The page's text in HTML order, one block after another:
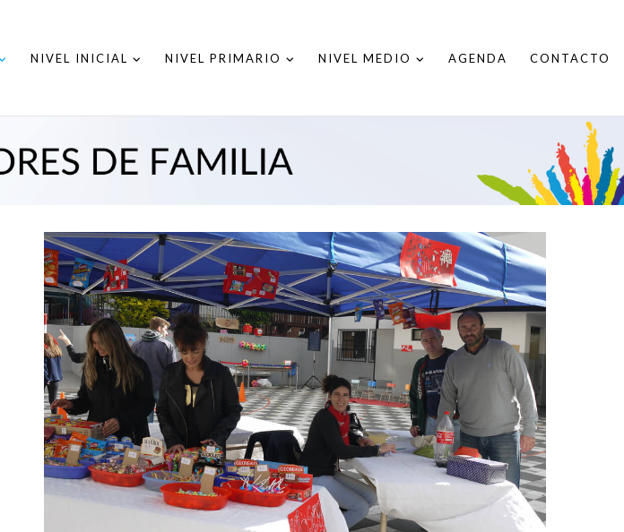
NIVEL INICIAL NIVEL PRIMARIO NIVEL MEDIO AGENDA CONTACTO